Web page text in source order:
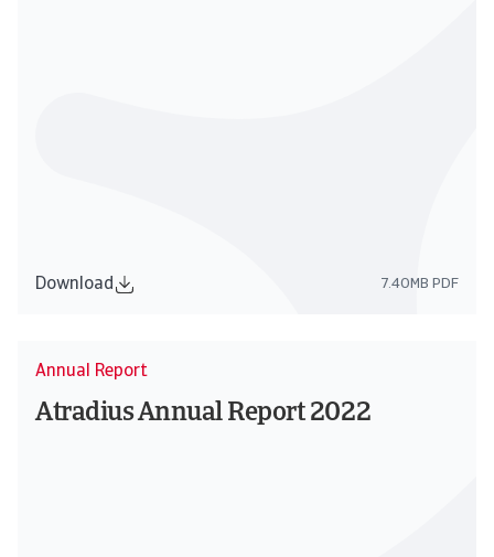
Download 7.40MB PDF
Annual Report
Atradius Annual Report 2022